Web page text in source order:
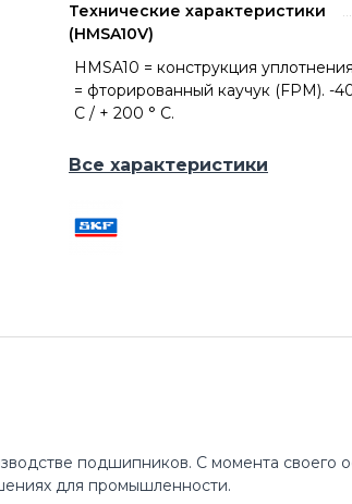
Технические характеристики
(HMSA10V)
HMSA10 = конструкция
= фторированный каучук (FPM). -
C / + 200 ° C.
Все характеристики
подшипников. С момента своего
для промышленности.